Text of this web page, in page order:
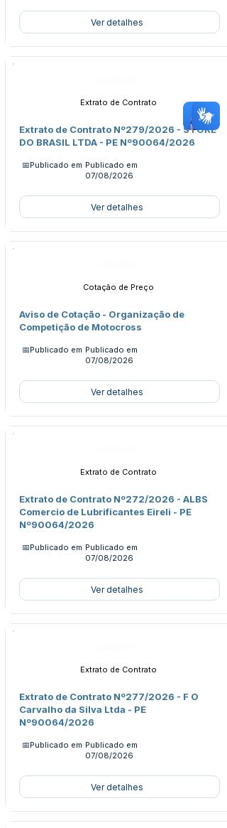
Ver detalhes
Extrato de Contrato
Extrato de Contrato Nº279/2026 - STORE
DO BRASIL LTDA - PE Nº90064/2026
📅Publicado em Publicado em
07/08/2026
Ver detalhes
Cotação de Preço
Aviso de Cotação - Organização de
Competição de Motocross
📅Publicado em Publicado em
07/08/2026
Ver detalhes
Extrato de Contrato
Extrato de Contrato Nº272/2026 - ALBS
Comercio de Lubrificantes Eireli - PE
Nº90064/2026
📅Publicado em Publicado em
07/08/2026
Ver detalhes
Extrato de Contrato
Extrato de Contrato Nº277/2026 - F O
Carvalho da Silva Ltda - PE
Nº90064/2026
📅Publicado em Publicado em
07/08/2026
Ver detalhes